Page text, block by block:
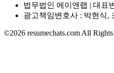
법무법인 에이앤랩 | 대표
광고책임변호사 : 박현식,
©2026 resumechats.com All Rights